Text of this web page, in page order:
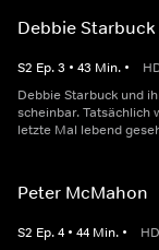
Debbie Starbuck
S2 Ep.3 • 43 Min. •
Debbie Starbuck und
scheinbar. Tatsächlich
letzte Mal lebend
Peter McMahon
S2 Ep.4 • 44 Min. • HD